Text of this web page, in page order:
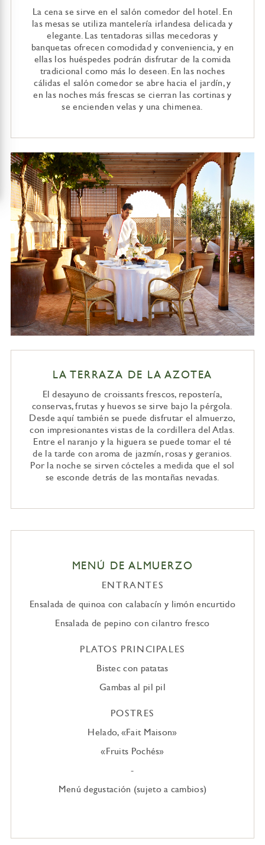
La cena se sirve en el salón comedor del hotel. En
las mesas se utiliza mantelería irlandesa delicada y
elegante. Las tentadoras sillas mecedoras y
banquetas ofrecen comodidad y conveniencia, y en
ellas los huéspedes podrán disfrutar de la comida
tradicional como más lo deseen. En las noches
cálidas el salón comedor se abre hacia el jardín, y
en las noches más frescas se cierran las cortinas y
se encienden velas y una chimenea.
LA TERRAZA DE LA AZOTEA
El desayuno de croissants frescos, repostería,
conservas, frutas y huevos se sirve bajo la pérgola.
Desde aquí también se puede disfrutar el almuerzo,
con impresionantes vistas de la cordillera del Atlas.
Entre el naranjo y la higuera se puede tomar el té
de la tarde con aroma de jazmín, rosas y geranios.
Por la noche se sirven cócteles a medida que el sol
se esconde detrás de las montañas nevadas.
MENÚ DE ALMUERZO
ENTRANTES
Ensalada de quinoa con calabacín y limón encurtido
Ensalada de pepino con cilantro fresco
PLATOS PRINCIPALES
Bistec con patatas
Gambas al pil pil
POSTRES
Helado, «Fait Maison»
«Fruits Pochés»
-
Menú degustación (sujeto a cambios)